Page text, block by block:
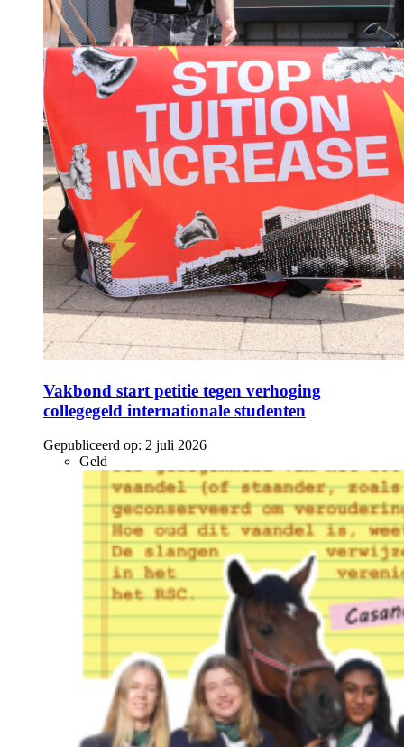
Vakbond start petitie tegen verhoging
collegegeld internationale studenten
Gepubliceerd op: 2 juli 2026
Geld